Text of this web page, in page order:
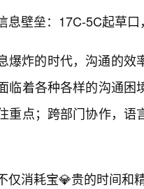
息壁垒：17C-5C起草口
爆炸的时代，沟通的效
临着各种各样的沟通
重点；跨部门协作，
仅消耗宝💎贵的时间和